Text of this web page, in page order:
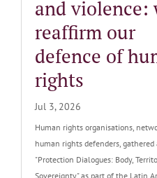
and violence:
reaffirm our
defence of
rights
Jul 3, 2026
Human rights organisations,
human rights defenders,
"Protection Dialogues: Body,
Sovereignty" as part of the Latin